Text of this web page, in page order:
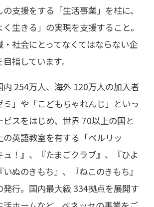
支援をする「生活事業」を柱に、
生きる」の実現を支援すること。
社会にとってなくてはならない企
指しています。
内 254万人、海外 120万人の加入者
ミ」や「こどもちゃれんじ」といっ
ビスをはじめ、世界 70以上の国と
英語教室を有する「ベルリッ
ュ！』、『たまごクラブ』、『ひよ
ぬのきもち』、『ねこのきもち』
発行。国内最大級 334拠点を展開す